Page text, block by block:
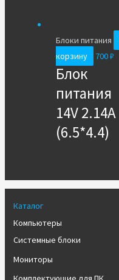
Каталог
Компьютеры
Системные блоки
Мониторы
Блоки питания
корзину
700₽
Блок
питания
14V 2.14A
(6.5*4.4)